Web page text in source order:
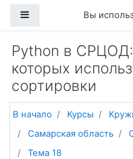
Боковая панель
Вы
Python в
которых
сортировки
В начало Курсы
Самарская область
Тема 18